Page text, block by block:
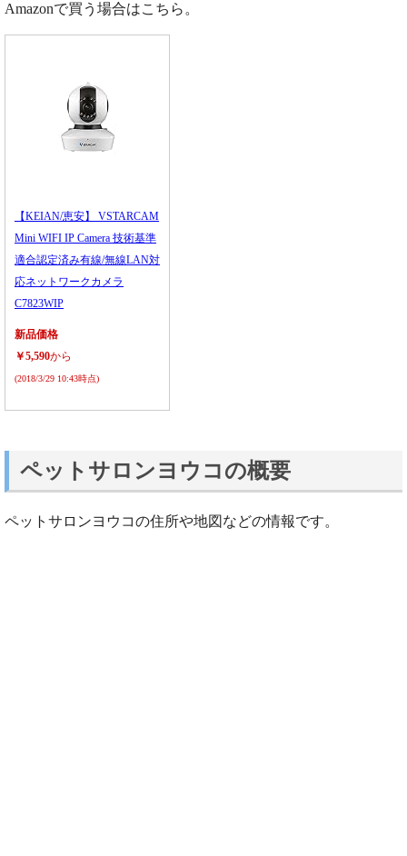
Amazonで買う場合はこちら。
【KEIAN/恵安】 VSTARCAM
Mini WIFI IP Camera 技術基準
適合認定済み有線/無線LAN対
応ネットワークカメラ
C7823WIP
新品価格
￥5,590から
(2018/3/29 10:43時点)
ペットサロンヨウコの概要
ペットサロンヨウコの住所や地図などの情報です。